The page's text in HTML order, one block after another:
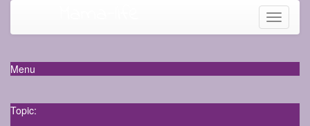
Toggle
Menu
Topic: